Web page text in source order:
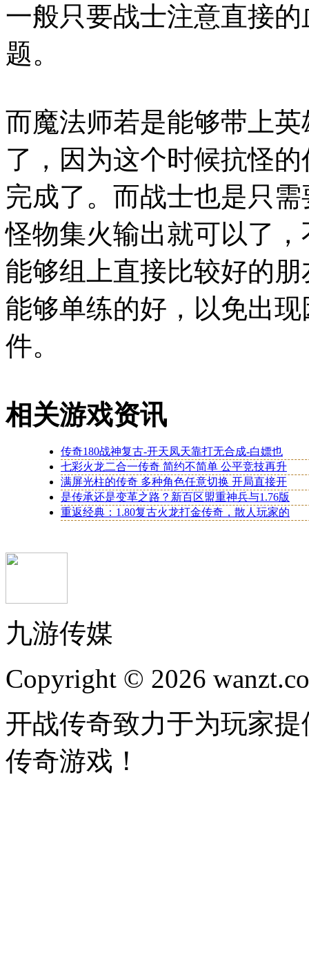
一般只要战士注意直接
题。
而魔法师若是能够带上
了，因为这个时候抗怪
完成了。而战士也是只
怪物集火输出就可以了
能够组上直接比较好的
能够单练的好，以免出
件。
相关游戏资讯
传奇180战神复古-开天凤天靠打无合成-白嫖也
七彩火龙二合一传奇 简约不简单 公平竞技再升
满屏光柱的传奇 多种角色任意切换 开局直接开
是传承还是变革之路？新百区盟重神兵与1.76版
重返经典：1.80复古火龙打金传奇，散人玩家的
九游传媒
Copyright © 2026
开战传奇致力于为玩家
传奇游戏！